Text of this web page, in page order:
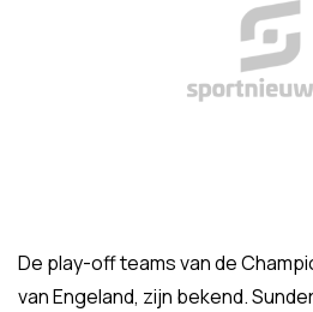
De play-off teams van de
van Engeland, zijn bekend.